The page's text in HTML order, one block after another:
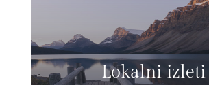
Lokalni izleti